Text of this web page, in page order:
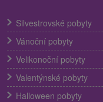
Silvestrovské pobyty
Vánoční pobyty
Velikonoční pobyty
Valentýnské pobyty
Halloween pobyty